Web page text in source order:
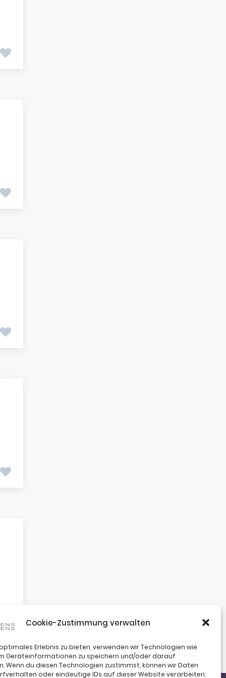
Cookie-Zustimmung verwalten
Erlebnis zu bieten, verwenden wir Technologien wie
Geräteinformationen zu speichern und/oder darauf
Wenn du diesen Technologien zustimmst, können wir Daten
oder eindeutige IDs auf dieser Website verarbeiten.